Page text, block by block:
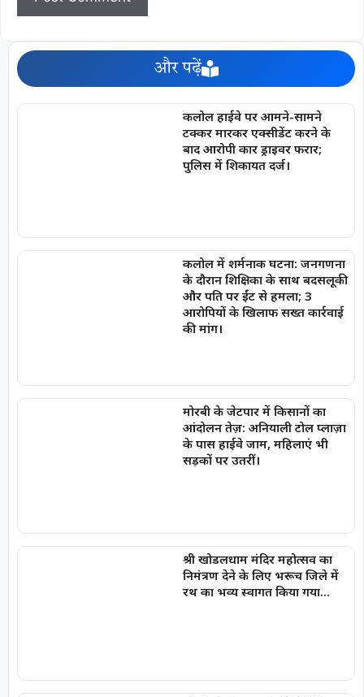
और पढ़ें
कलोल हाईवे पर आमने-सामने
टक्कर मारकर एक्सीडेंट करने के
बाद आरोपी कार ड्राइवर फरार;
पुलिस में शिकायत दर्ज।
कलोल में शर्मनाक घटना: जनगणना
के दौरान शिक्षिका के साथ बदसलूकी
और पति पर ईंट से हमला; 3
आरोपियों के खिलाफ सख्त कार्रवाई
की मांग।
मोरबी के जेटपार में किसानों का
आंदोलन तेज़: अनियाली टोल प्लाज़ा
के पास हाईवे जाम, महिलाएं भी
सड़कों पर उतरीं।
श्री खोडलधाम मंदिर महोत्सव का
निमंत्रण देने के लिए भरूच जिले में
रथ का भव्य स्वागत किया गया…